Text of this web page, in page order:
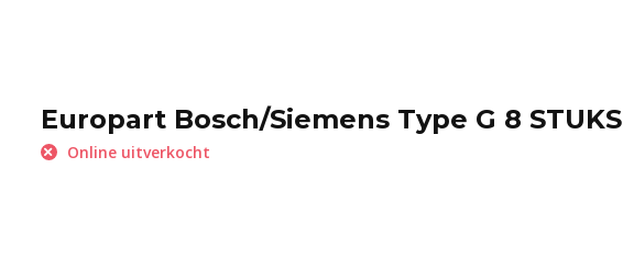
Europart Bosch/Siemens Type G 8 STUKS
Online uitverkocht